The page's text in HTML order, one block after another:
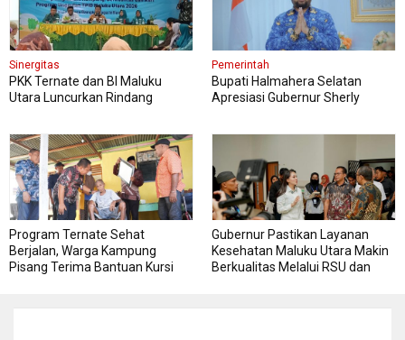
Sinergitas
PKK Ternate dan BI Maluku
Utara Luncurkan Rindang
Pemerintah
Bupati Halmahera Selatan
Apresiasi Gubernur Sherly
Program Ternate Sehat
Berjalan, Warga Kampung
Pisang Terima Bantuan Kursi
Gubernur Pastikan Layanan
Kesehatan Maluku Utara Makin
Berkualitas Melalui RSU dan